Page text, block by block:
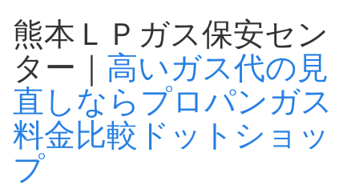
熊本ＬＰガス保安セン
ター｜ 高いガス代の見
直しならプロパンガス
料金比較ドットショッ
プ